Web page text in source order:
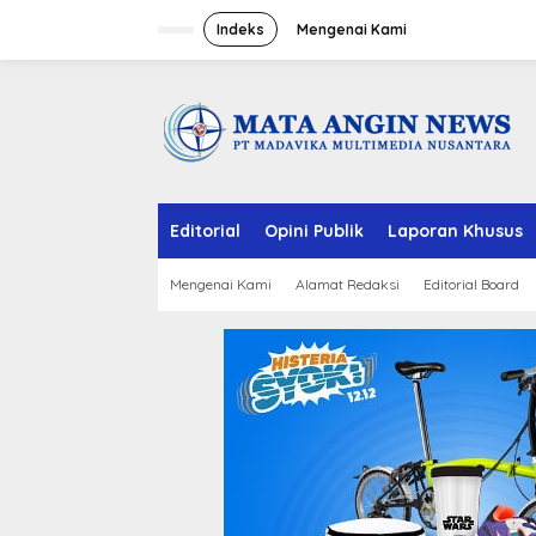
Indeks Mengenai Kami
Editorial Opini Publik Laporan Khusus
Mengenai Kami Alamat Redaksi Editorial Board